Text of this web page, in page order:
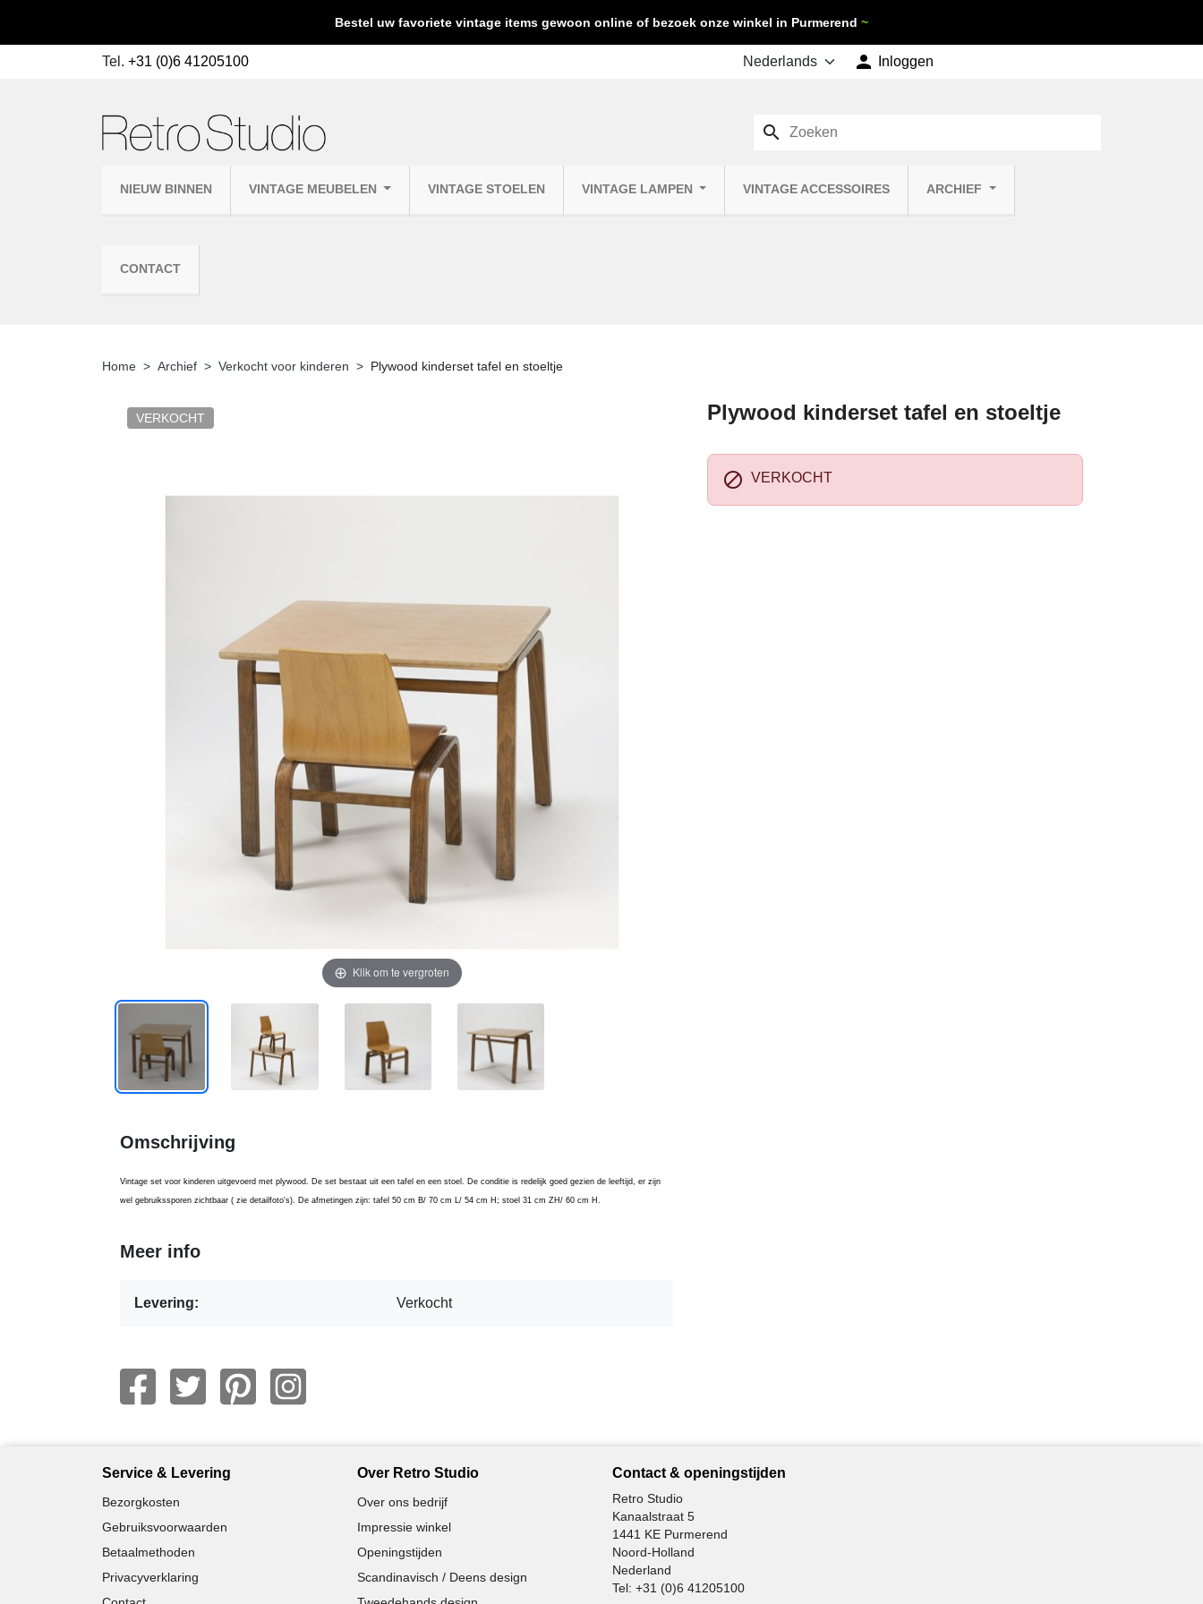
Bestel uw favoriete vintage items gewoon online of bezoek onze winkel in Purmerend ~
Tel. +31 (0)6 41205100  Inloggen
NIEUW BINNEN VINTAGE MEUBELEN VINTAGE STOELEN VINTAGE LAMPEN VINTAGE ACCESSOIRES ARCHIEF
CONTACT
search
Home Archief Verkocht voor kinderen Plywood kinderset tafel en stoeltje
VERKOCHT
Klik om te vergroten
Plywood kinderset tafel en stoeltje
 VERKOCHT
Omschrijving
Vintage set voor kinderen uitgevoerd met plywood. De set bestaat uit een tafel en een stoel. De conditie is redelijk goed gezien de leeftijd, er zijn
wel gebruikssporen zichtbaar ( zie detailfoto's). De afmetingen zijn: tafel 50 cm B/ 70 cm L/ 54 cm H; stoel 31 cm ZH/ 60 cm H.
Meer info
Levering: Verkocht
Service & Levering
Bezorgkosten
Gebruiksvoorwaarden
Betaalmethoden
Privacyverklaring
Over Retro Studio
Over ons bedrijf
Impressie winkel
Openingstijden
Scandinavisch / Deens design
Contact & openingstijden
Retro Studio
Kanaalstraat 5
1441 KE Purmerend
Noord-Holland
Nederland
Tel: +31 (0)6 41205100